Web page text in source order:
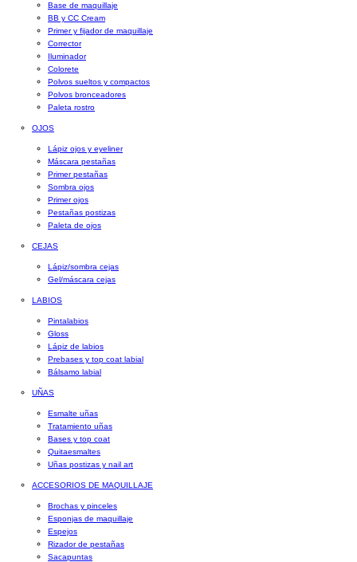
Base de maquillaje
BB y CC Cream
Primer y fijador de maquillaje
Corrector
Iluminador
Colorete
Polvos sueltos y compactos
Polvos bronceadores
Paleta rostro
OJOS
Lápiz ojos y eyeliner
Máscara pestañas
Primer pestañas
Sombra ojos
Primer ojos
Pestañas postizas
Paleta de ojos
CEJAS
Lápiz/sombra cejas
Gel/máscara cejas
LABIOS
Pintalabios
Gloss
Lápiz de labios
Prebases y top coat labial
Bálsamo labial
UÑAS
Esmalte uñas
Tratamiento uñas
Bases y top coat
Quitaesmaltes
Uñas postizas y nail art
ACCESORIOS DE MAQUILLAJE
Brochas y pinceles
Esponjas de maquillaje
Espejos
Rizador de pestañas
Sacapuntas